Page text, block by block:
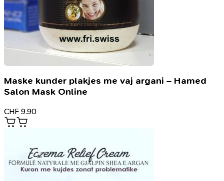
Maske kunder plakjes me vaj argani – Hamed
Salon Mask Online
CHF 9.90